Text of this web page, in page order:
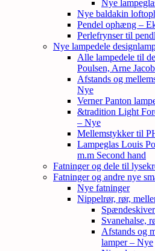
Nye
Nye baldakin
Pendel ophæng –
Perlefrynser til
Nye lampedele
Alle lampedele til
Poulsen, Arne
Afstands og
Nye
Verner Panton
&tradition Light
– Nye
Mellemstykker til
Lampeglas Louis
m.m Second hand
Fatninger og dele til
Fatninger og andre nye
Nye fatninger
Nippelrør, rør,
Svanehalse,
Afstands og
lamper – Nye